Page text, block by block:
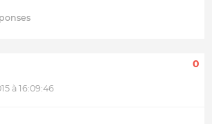
à 16:09:46
0